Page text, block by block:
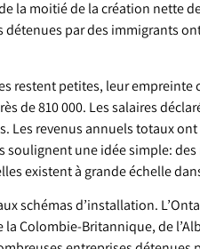
la moitié de la création nette
par des immigrants
restent petites, leur empreinte
de 810 000. Les salaires
Les revenus annuels totaux
soulignent une idée simple:
existent à grande échelle
schémas d’installation.
la Colombie-Britannique, de